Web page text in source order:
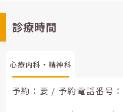
診療時間
心療内科・精神科
予約：要 / 予約電話番号：